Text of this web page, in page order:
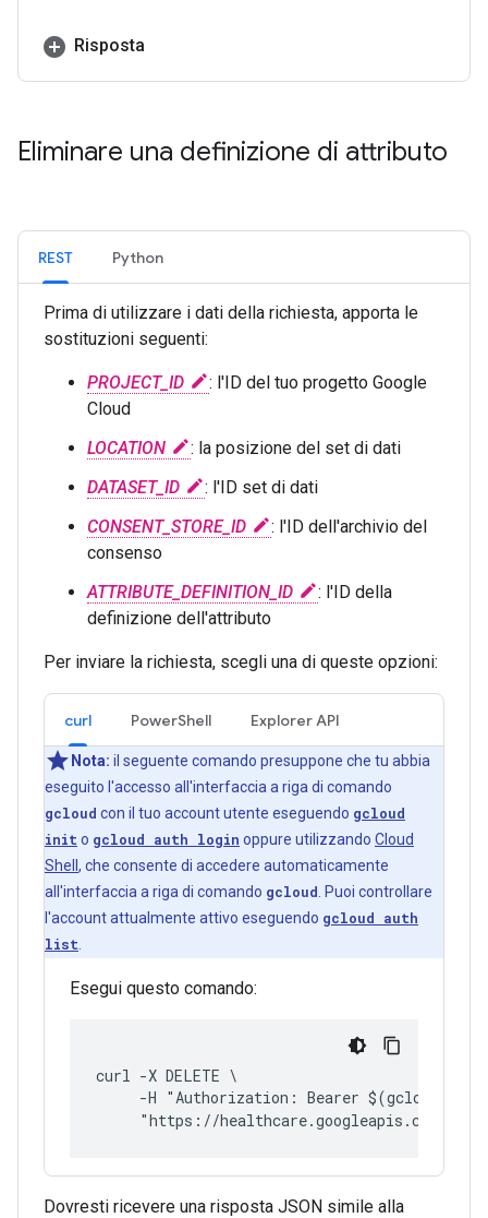
Risposta
Eliminare una definizione di attributo
REST Python
Prima di utilizzare i dati della richiesta, apporta le
sostituzioni seguenti:
PROJECT_ID
: l'ID del tuo progetto Google
Cloud
LOCATION
: la posizione del set di dati
DATASET_ID
: l'ID set di dati
CONSENT_STORE_ID
: l'ID dell'archivio del
consenso
ATTRIBUTE_DEFINITION_ID
: l'ID della
definizione dell'attributo
Per inviare la richiesta, scegli una di queste opzioni:
curl PowerShell Explorer API
Nota: il seguente comando presuppone che tu abbia
eseguito l'accesso all'interfaccia a riga di comando
gcloud con il tuo account utente eseguendo gcloud
init o gcloud auth login oppure utilizzando Cloud
Shell , che consente di accedere automaticamente
all'interfaccia a riga di comando gcloud . Puoi controllare
l'account attualmente attivo eseguendo gcloud auth
list
Esegui questo comando:
curl -X DELETE \
-H "Authorization: Bearer $(gcloud
"https://healthcare.googleapis.com/v1/
Dovresti ricevere una risposta JSON simile alla